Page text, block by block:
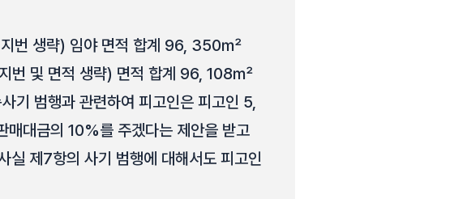
지번 생략) 임야 면적 합계 96, 350㎡
지번 및 면적 생략) 면적 합계 96, 108㎡
기 범행과 관련하여 피고인은 피고인 5,
매대금의 10%를 주겠다는 제안을 받고
실 제7항의 사기 범행에 대해서도 피고인